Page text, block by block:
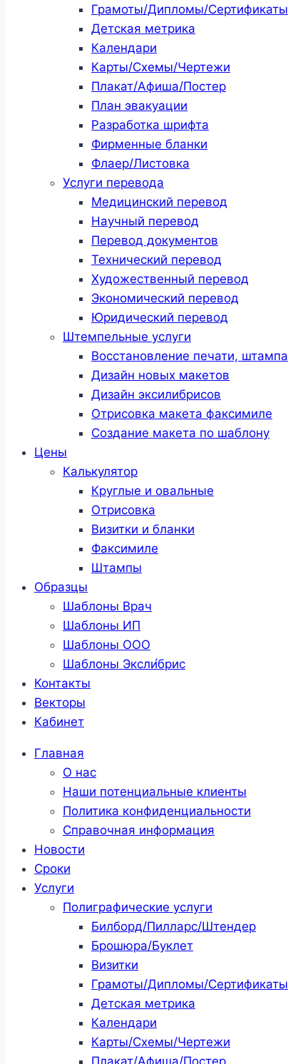
Грамоты/Дипломы/Сертификаты
Детская метрика
Календари
Карты/Схемы/Чертежи
Плакат/Афиша/Постер
План эвакуации
Разработка шрифта
Фирменные бланки
Флаер/Листовка
Услуги перевода
Медицинский перевод
Научный перевод
Перевод документов
Технический перевод
Художественный перевод
Экономический перевод
Юридический перевод
Штемпельные услуги
Восстановление печати, штампа
Дизайн новых макетов
Дизайн эксилибрисов
Отрисовка макета факсимиле
Создание макета по шаблону
Цены
Калькулятор
Круглые и овальные
Отрисовка
Визитки и бланки
Факсимиле
Штампы
Образцы
Шаблоны Врач
Шаблоны ИП
Шаблоны ООО
Шаблоны Эксли́брис
Контакты
Векторы
Кабинет
Главная
О нас
Наши потенциальные клиенты
Политика конфиденциальности
Справочная информация
Новости
Сроки
Услуги
Полиграфические услуги
Билборд/Пилларс/Штендер
Брошюра/Буклет
Визитки
Грамоты/Дипломы/Сертификаты
Детская метрика
Календари
Карты/Схемы/Чертежи
Плакат/Афиша/Постер